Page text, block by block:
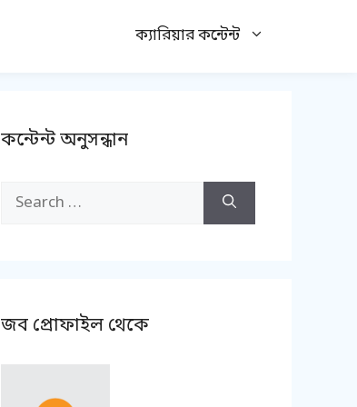
ক্যারিয়ার কন্টেন্ট
কন্টেন্ট অনুসন্ধান
Search
জব প্রোফাইল থেকে